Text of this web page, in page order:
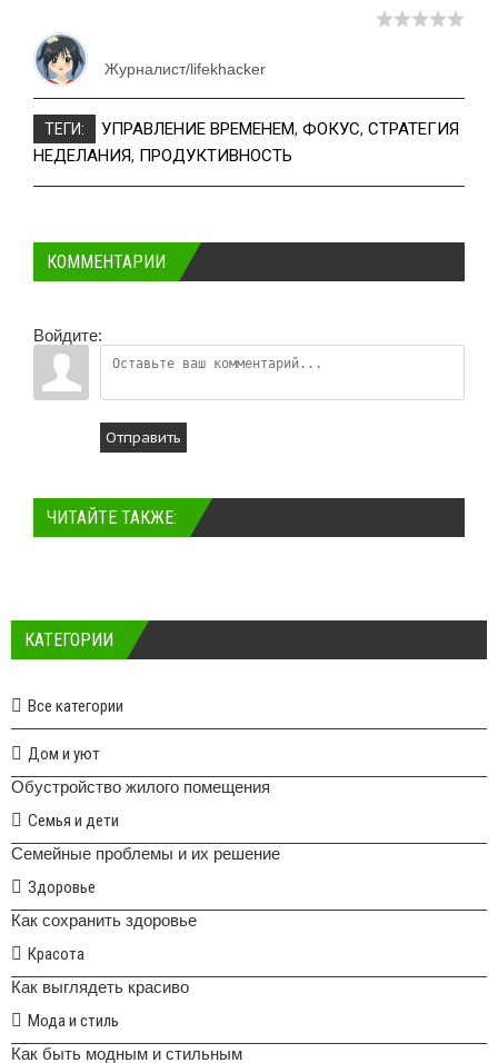
Журналист/lifekhacker
ТЕГИ: УПРАВЛЕНИЕ ВРЕМЕНЕМ, ФОКУС, СТРАТЕГИЯ
НЕДЕЛАНИЯ, ПРОДУКТИВНОСТЬ
КОММЕНТАРИИ
Войдите:
Отправить
ЧИТАЙТЕ ТАКЖЕ:
КАТЕГОРИИ
Все категории
Дом и уют
Обустройство жилого помещения
Семья и дети
Семейные проблемы и их решение
Здоровье
Как сохранить здоровье
Красота
Как выглядеть красиво
Мода и стиль
Как быть модным и стильным